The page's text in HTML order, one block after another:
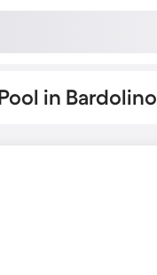
in Bardolino